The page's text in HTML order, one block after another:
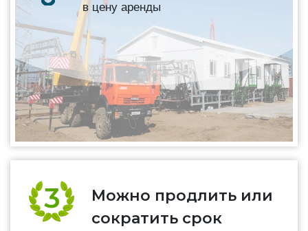
в цену аренды
Можно продлить или
сократить срок